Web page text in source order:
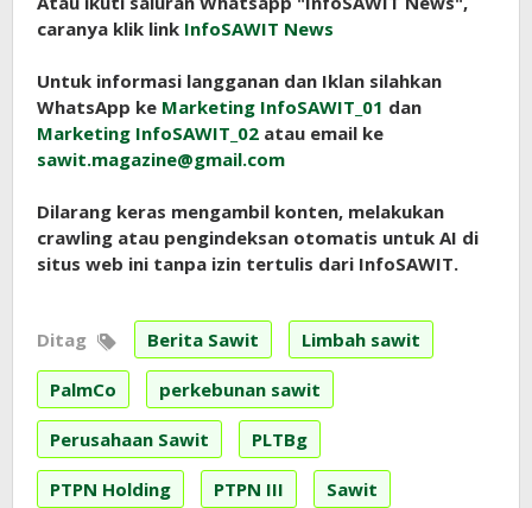
caranya klik link InfoSAWIT News
Untuk informasi langganan dan Iklan silahkan
WhatsApp ke Marketing InfoSAWIT_01 dan
Marketing InfoSAWIT_02 atau email ke
sawit.magazine@gmail.com
Dilarang keras mengambil konten, melakukan
crawling atau pengindeksan otomatis untuk AI di
situs web ini tanpa izin tertulis dari InfoSAWIT.
Ditag Berita Sawit Limbah sawit
PalmCo perkebunan sawit
Perusahaan Sawit PLTBg
PTPN Holding PTPN III Sawit